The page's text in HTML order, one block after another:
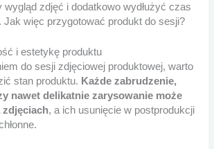
wygląd zdjęć i dodatkowo wydłużyć czas
Jak więc przygotować produkt do sesji?
i estetykę produktu
do sesji zdjęciowej produktowej, warto
stan produktu. Każde zabrudzenie,
nawet delikatnie zarysowanie może
zdjęciach, a ich usunięcie w postprodukcji